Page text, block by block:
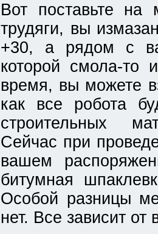
Вот поставьте на
трудяги, вы
+30, а рядом с
которой смола-то
время, вы можете
как все робота
строительных
Сейчас при
вашем
битумная
Особой разницы
нет. Все зависит